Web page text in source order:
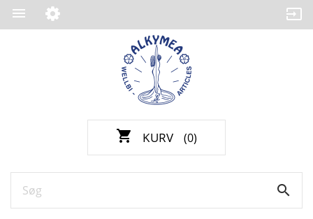

shopping_cart KURV (0)
